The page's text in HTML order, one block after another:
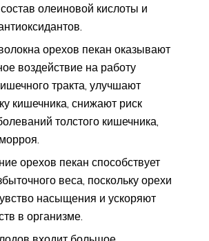
олеиновой кислоты и
орехов пекан оказывают
воздействие на работу
тракта, улучшают
кишечника, снижают риск
толстого кишечника,
орехов пекан способствует
веса, поскольку орехи
насыщения и ускоряют
в организме.